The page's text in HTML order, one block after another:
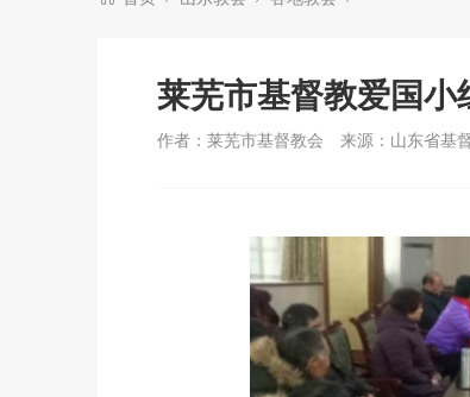
莱芜市基督教爱国小
作者：莱芜市基督教会 来源：山东省基